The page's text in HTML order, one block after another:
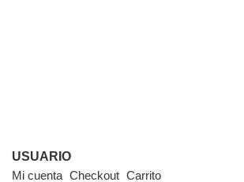
USUARIO
Mi cuenta Checkout Carrito